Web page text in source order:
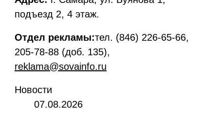
подъезд 2, 4 этаж.
Отдел рекламы:тел. (846) 226-65-66,
205-78-88 (доб. 135),
reklama@sovainfo.ru
Новости
07.08.2026